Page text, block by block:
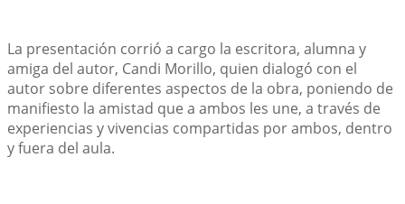
La presentación corrió a cargo la escritora, alumna y
amiga del autor, Candi Morillo, quien dialogó con el
autor sobre diferentes aspectos de la obra, poniendo de
manifiesto la amistad que a ambos les une, a través de
experiencias y vivencias compartidas por ambos, dentro
y fuera del aula.